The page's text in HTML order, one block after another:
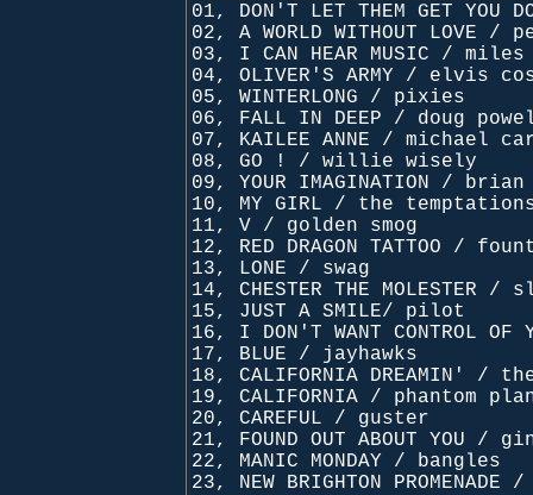
01, DON'T LET THEM GET YOU
02, A WORLD WITHOUT LOVE /
03, I CAN HEAR MUSIC / miles
04, OLIVER'S ARMY / elvis
05, WINTERLONG / pixies
06, FALL IN DEEP / doug
07, KAILEE ANNE / michael
08, GO ! / willie wisely
09, YOUR IMAGINATION /
10, MY GIRL / the
11, V / golden smog
12, RED DRAGON TATTOO /
13, LONE / swag
14, CHESTER THE MOLESTER /
15, JUST A SMILE/ pilot
16, I DON'T WANT CONTROL
17, BLUE / jayhawks
18, CALIFORNIA DREAMIN' /
19, CALIFORNIA / phantom
20, CAREFUL / guster
21, FOUND OUT ABOUT YOU /
22, MANIC MONDAY / bangles
23, NEW BRIGHTON